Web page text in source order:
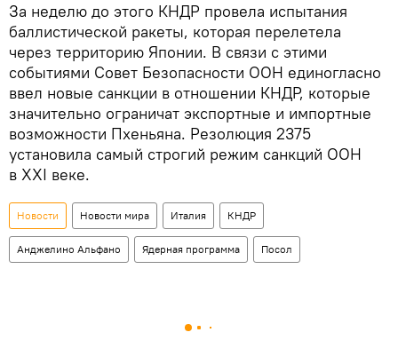
За неделю до этого КНДР провела испытания
баллистической ракеты, которая перелетела
через территорию Японии. В связи с этими
событиями Совет Безопасности ООН единогласно
ввел новые санкции в отношении КНДР, которые
значительно ограничат экспортные и импортные
возможности Пхеньяна. Резолюция 2375
установила самый строгий режим санкций ООН
в XXI веке.
Новости Новости мира Италия КНДР
Анджелино Альфано Ядерная программа Посол